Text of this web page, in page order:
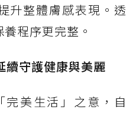
升整體膚感表現。透
程序更完整。
守護健康與美麗
完美生活」之意，自